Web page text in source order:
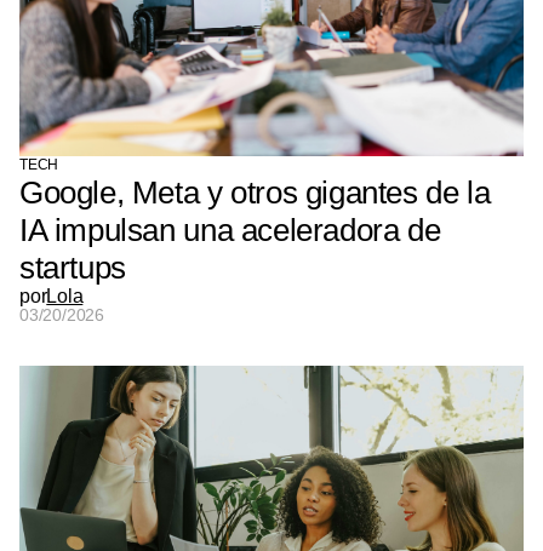
TECH
Google, Meta y otros gigantes de la
IA impulsan una aceleradora de
startups
porLola
03/20/2026